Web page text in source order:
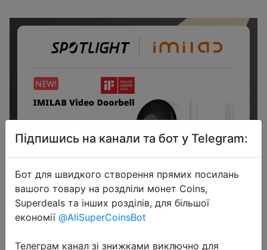
Підпишись на канали та бот у Telegram:
Бот для швидкого створення прямих посилань
вашого товару на роздліли монет Coins,
Superdeals та інших розділів, для більшої
економії @AliSuperCoinsBot
Телеграм канал зі знижками виключно для